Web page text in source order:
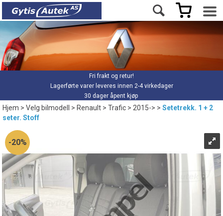
Fri frakt og retur!
Lagerførte varer leveres innen 2-4 virkedager
30 dager åpent kjøp
Hjem>Velg bilmodell >Renault>Trafic>2015->>Setetrekk. 1 + 2
seter. Stoff
20%